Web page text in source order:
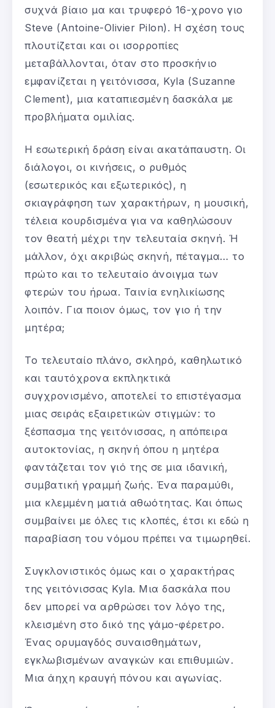
συχνά βίαιο μα και τρυφερό 16-χρονο γιο
Steve (Antoine-Olivier Pilon). H σχέση τους
πλουτίζεται και οι ισορροπίες
μεταβάλλονται, όταν στο προσκήνιο
εμφανίζεται η γειτόνισσα, Kyla (Suzanne
Clement), μια καταπιεσμένη δασκάλα με
προβλήματα ομιλίας.
Η εσωτερική δράση είναι ακατάπαυστη. Οι
διάλογοι, οι κινήσεις, ο ρυθμός
(εσωτερικός και εξωτερικός), η
σκιαγράφηση των χαρακτήρων, η μουσική,
τέλεια κουρδισμένα για να καθηλώσουν
τον θεατή μέχρι την τελευταία σκηνή. Ή
μάλλον, όχι ακριβώς σκηνή, πέταγμα… το
πρώτο και το τελευταίο άνοιγμα των
φτερών του ήρωα. Ταινία ενηλικίωσης
λοιπόν. Για ποιον όμως, τον γιο ή την
μητέρα;
Το τελευταίο πλάνο, σκληρό, καθηλωτικό
και ταυτόχρονα εκπληκτικά
συγχρονισμένο, αποτελεί το επιστέγασμα
μιας σειράς εξαιρετικών στιγμών: το
ξέσπασμα της γειτόνισσας, η απόπειρα
αυτοκτονίας, η σκηνή όπου η μητέρα
φαντάζεται τον γιό της σε μια ιδανική,
συμβατική γραμμή ζωής. Ένα παραμύθι,
μια κλεμμένη ματιά αθωότητας. Και όπως
συμβαίνει με όλες τις κλοπές, έτσι κι εδώ η
παραβίαση του νόμου πρέπει να τιμωρηθεί.
Συγκλονιστικός όμως και ο χαρακτήρας
της γειτόνισσας Kyla. Μια δασκάλα που
δεν μπορεί να αρθρώσει τον λόγο της,
κλεισμένη στο δικό της γάμο-φέρετρο.
Ένας ορυμαγδός συναισθημάτων,
εγκλωβισμένων αναγκών και επιθυμιών.
Μια άηχη κραυγή πόνου και αγωνίας.